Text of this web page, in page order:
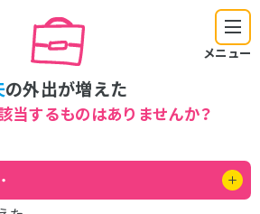
メニュー
の外出が増えた
当するものはありませんか？